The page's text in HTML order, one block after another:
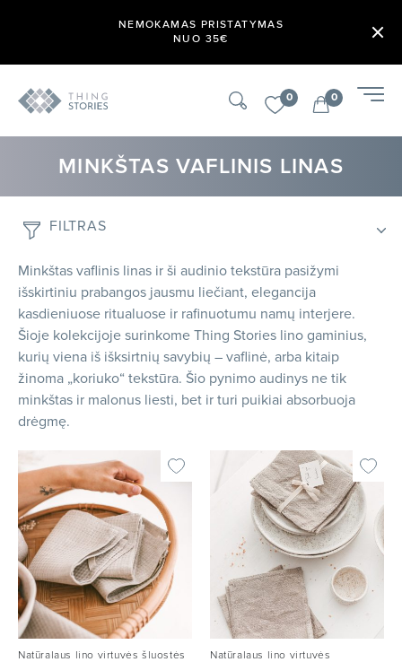
NEMOKAMAS PRISTATYMAS
NUO 35€
0 0
MINKŠTAS VAFLINIS LINAS
FILTRAS
Minkštas vaflinis linas ir ši audinio tekstūra pasižymi
išskirtiniu prabangos jausmu liečiant, elegancija
kasdieniuose ritualuose ir rafinuotumu namų interjere.
Šioje kolekcijoje surinkome Thing Stories lino gaminius,
kurių viena iš išksirtnių savybių – vaflinė, arba kitaip
žinoma „koriuko“ tekstūra. Šio pynimo audinys ne tik
minkštas ir malonus liesti, bet ir turi puikiai absorbuoja
drėgmę.
Natūralaus lino virtuvės šluostės
Natūralaus lino virtuvės